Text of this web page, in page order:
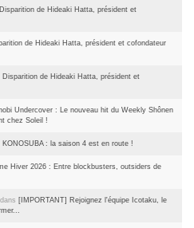
Disparition de Hideaki Hatta, président et
de Hideaki Hatta, président et cofondateur
Disparition de Hideaki Hatta, président et
Undercover : Le nouveau hit du Weekly Shônen
chez Soleil !
KONOSUBA : la saison 4 est en route !
Hiver 2026 : Entre blockbusters, outsiders de
dans [IMPORTANT] Rejoignez l'équipe Icotaku, le